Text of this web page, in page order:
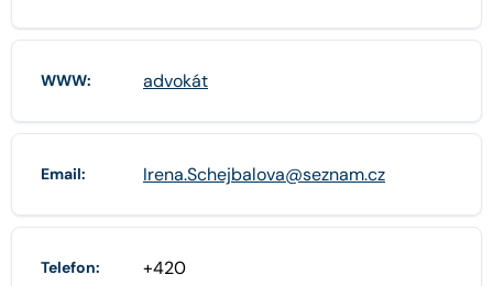
WWW: advokát
Email: Irena.Schejbalova@seznam.cz
Telefon: +420